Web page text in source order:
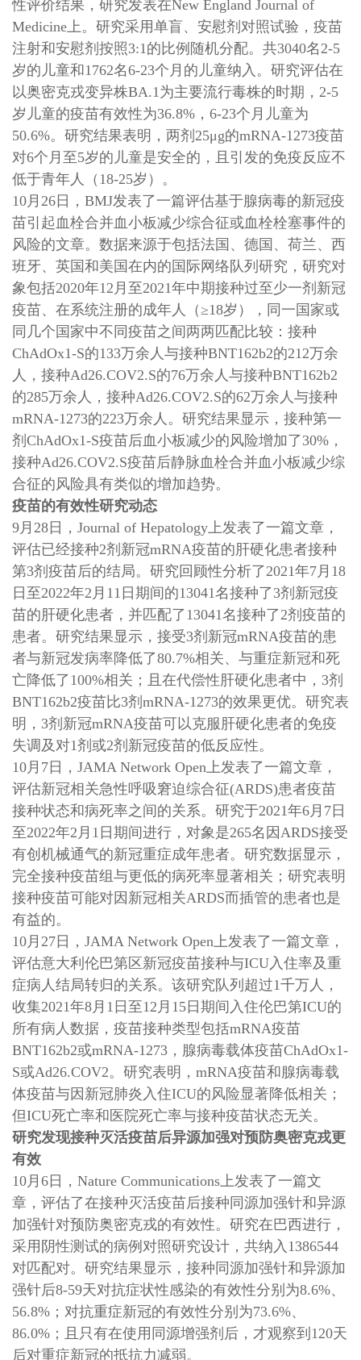
性评价结果，研究发表在New England Journal of
Medicine上。研究采用单盲、安慰剂对照试验，疫苗
注射和安慰剂按照3:1的比例随机分配。共3040名2-5
岁的儿童和1762名6-23个月的儿童纳入。研究评估在
以奥密克戎变异株BA.1为主要流行毒株的时期，2-5
岁儿童的疫苗有效性为36.8%，6-23个月儿童为
50.6%。研究结果表明，两剂25μg的mRNA-1273疫苗
对6个月至5岁的儿童是安全的，且引发的免疫反应不
低于青年人（18-25岁）。
10月26日，BMJ发表了一篇评估基于腺病毒的新冠疫
苗引起血栓合并血小板减少综合征或血栓栓塞事件的
风险的文章。数据来源于包括法国、德国、荷兰、西
班牙、英国和美国在内的国际网络队列研究，研究对
象包括2020年12月至2021年中期接种过至少一剂新冠
疫苗、在系统注册的成年人（≥18岁），同一国家或
同几个国家中不同疫苗之间两两匹配比较：接种
ChAdOx1-S的133万余人与接种BNT162b2的212万余
人，接种Ad26.COV2.S的76万余人与接种BNT162b2
的285万余人，接种Ad26.COV2.S的62万余人与接种
mRNA-1273的223万余人。研究结果显示，接种第一
剂ChAdOx1-S疫苗后血小板减少的风险增加了30%，
接种Ad26.COV2.S疫苗后静脉血栓合并血小板减少综
合征的风险具有类似的增加趋势。
疫苗的有效性研究动态
9月28日，Journal of Hepatology上发表了一篇文章，
评估已经接种2剂新冠mRNA疫苗的肝硬化患者接种
第3剂疫苗后的结局。研究回顾性分析了2021年7月18
日至2022年2月11日期间的13041名接种了3剂新冠疫
苗的肝硬化患者，并匹配了13041名接种了2剂疫苗的
患者。研究结果显示，接受3剂新冠mRNA疫苗的患
者与新冠发病率降低了80.7%相关、与重症新冠和死
亡降低了100%相关；且在代偿性肝硬化患者中，3剂
BNT162b2疫苗比3剂mRNA-1273的效果更优。研究表
明，3剂新冠mRNA疫苗可以克服肝硬化患者的免疫
失调及对1剂或2剂新冠疫苗的低反应性。
10月7日，JAMA Network Open上发表了一篇文章，
评估新冠相关急性呼吸窘迫综合征(ARDS)患者疫苗
接种状态和病死率之间的关系。研究于2021年6月7日
至2022年2月1日期间进行，对象是265名因ARDS接受
有创机械通气的新冠重症成年患者。研究数据显示，
完全接种疫苗组与更低的病死率显著相关；研究表明
接种疫苗可能对因新冠相关ARDS而插管的患者也是
有益的。
10月27日，JAMA Network Open上发表了一篇文章，
评估意大利伦巴第区新冠疫苗接种与ICU入住率及重
症病人结局转归的关系。该研究队列超过1千万人，
收集2021年8月1日至12月15日期间入住伦巴第ICU的
所有病人数据，疫苗接种类型包括mRNA疫苗
BNT162b2或mRNA-1273，腺病毒载体疫苗ChAdOx1-
S或Ad26.COV2。研究表明，mRNA疫苗和腺病毒载
体疫苗与因新冠肺炎入住ICU的风险显著降低相关；
但ICU死亡率和医院死亡率与接种疫苗状态无关。
研究发现接种灭活疫苗后异源加强对预防奥密克戎更
有效
10月6日，Nature Communications上发表了一篇文
章，评估了在接种灭活疫苗后接种同源加强针和异源
加强针对预防奥密克戎的有效性。研究在巴西进行，
采用阴性测试的病例对照研究设计，共纳入1386544
对匹配对。研究结果显示，接种同源加强针和异源加
强针后8-59天对抗症状性感染的有效性分别为8.6%、
56.8%；对抗重症新冠的有效性分别为73.6%、
86.0%；且只有在使用同源增强剂后，才观察到120天
后对重症新冠的抵抗力减弱。